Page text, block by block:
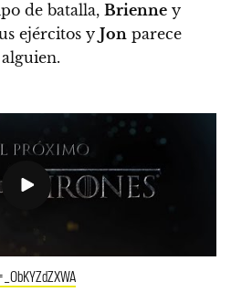
de batalla, Brienne y
ejércitos y Jon parece